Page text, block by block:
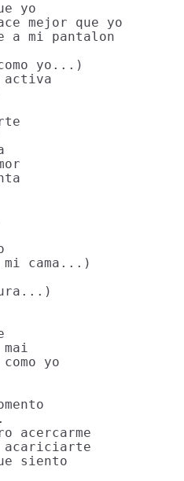
yo
mejor que yo
a mi pantalon
yo...)
activa
cama...)
yo
acercarme
acariciarte
siento